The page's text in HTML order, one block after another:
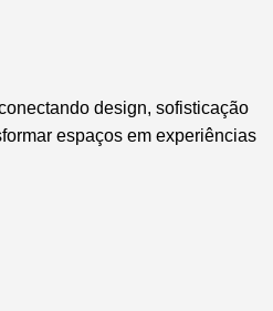
design, sofisticação
espaços em experiências